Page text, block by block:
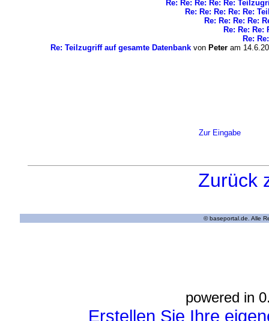
Re: Re: Re: Re: Re:
Re: Re: Re: Re: Re:
Re: Re: Re: Re:
Re: Re: Re:
Re:
Re: Teilzugriff auf gesamte Datenbank von Peter am
Zur Eingabe
Zurück
© baseportal.de. Alle
powered in
Erstellen Sie Ihre